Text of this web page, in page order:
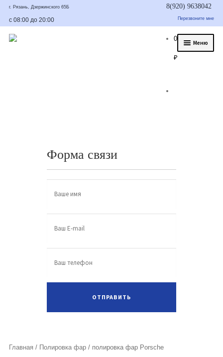
г. Рязань, Дзержинского 65Б
с 08:00 до 20:00
8(920) 9638042
Перезвоните мне
Меню
0
₽
Форма связи
Главная / Полировка фар / полировка фар Porsche